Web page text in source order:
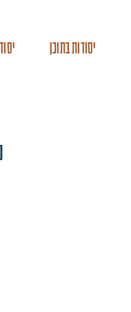
יסודות בתוכן